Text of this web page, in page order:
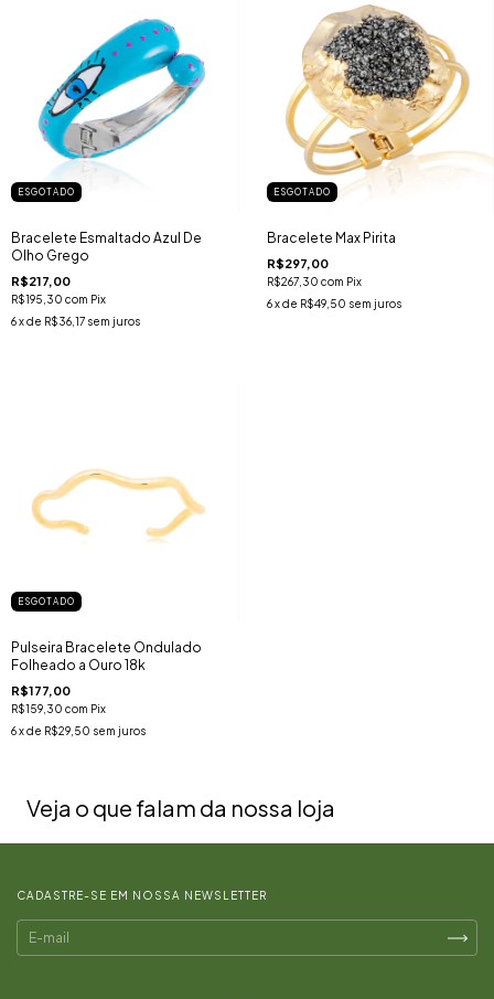
ESGOTADO
Bracelete Esmaltado Azul De
Olho Grego
R$217,00
R$195,30 com Pix
6x de R$36,17 sem juros
ESGOTADO
Bracelete Max Pirita
R$297,00
R$267,30 com Pix
6 x de R$49,50 sem juros
ESGOTADO
Pulseira Bracelete Ondulado
Folheado a Ouro 18k
R$177,00
R$159,30 com Pix
6x de R$29,50 sem juros
Veja o que falam da nossa loja
CADASTRE-SE EM NOSSA NEWSLETTER